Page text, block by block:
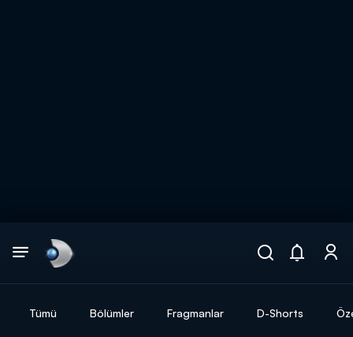
Tümü Bölümler Fragmanlar D-Shorts